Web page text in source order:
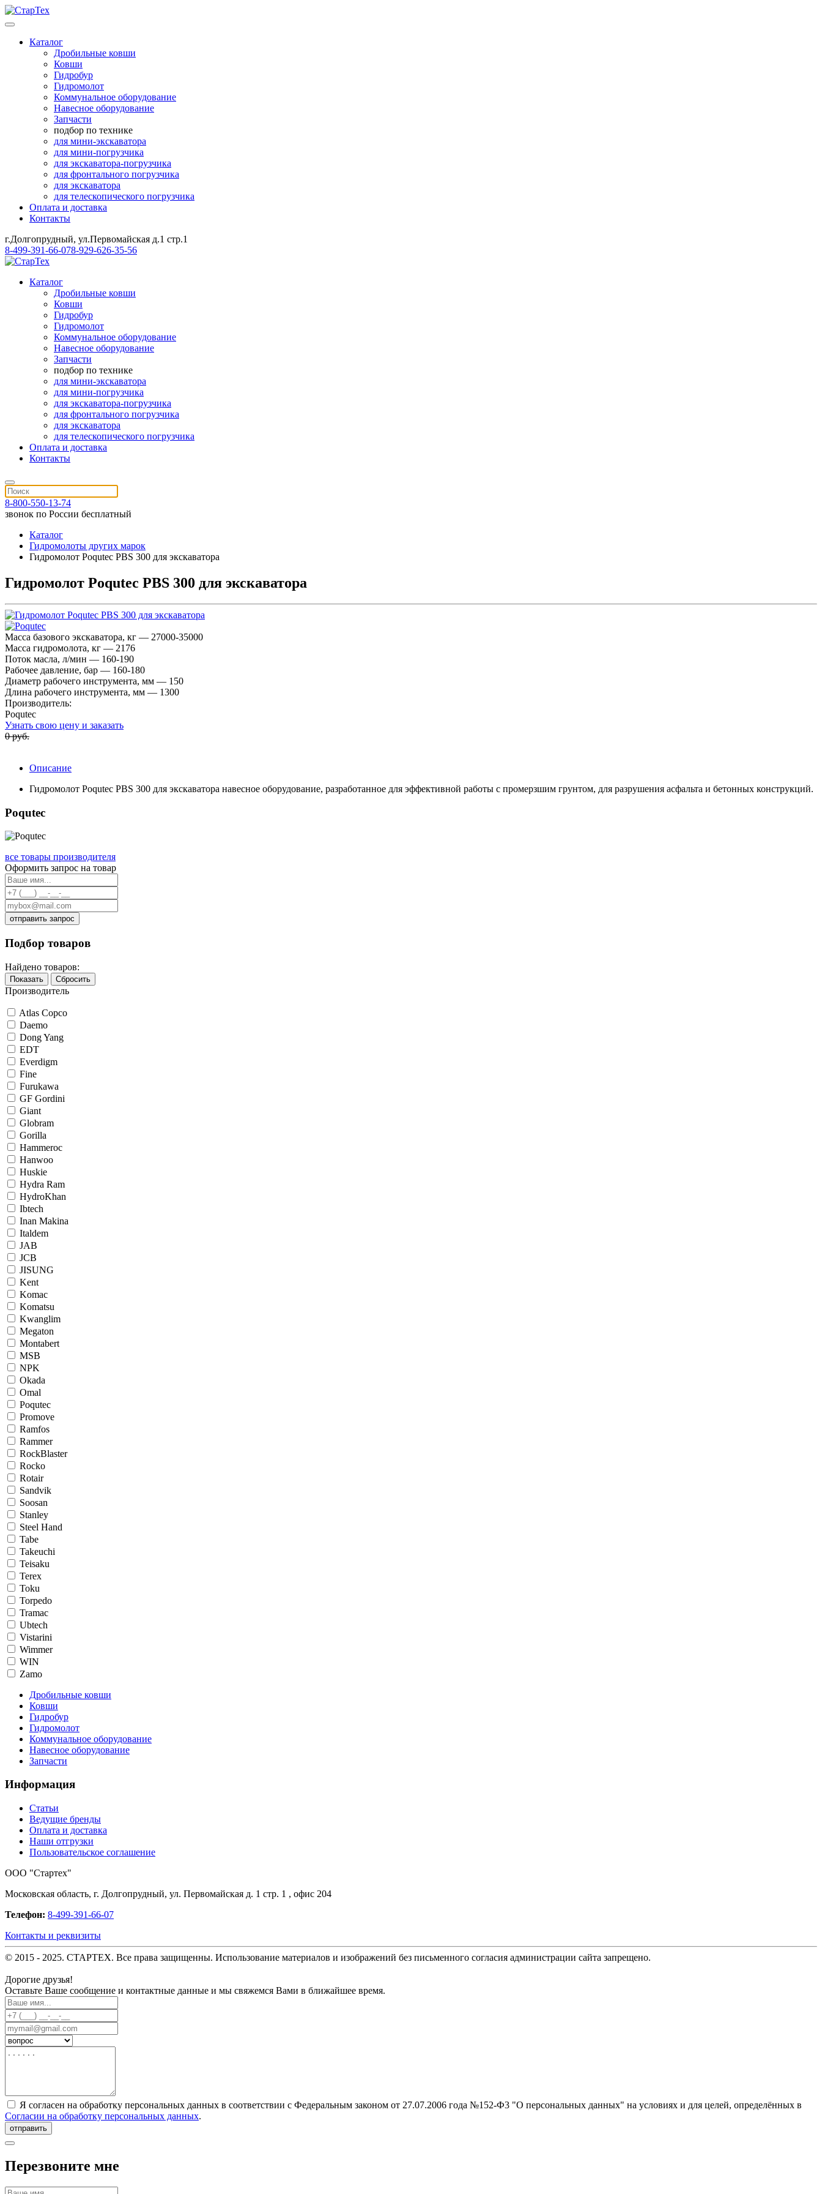
Каталог
Дробильные ковши
Ковши
Гидробур
Гидромолот
Коммунальное оборудование
Навесное оборудование
Запчасти
подбор по технике
для мини-экскаватора
для мини-погрузчика
для экскаватора-погрузчика
для фронтального погрузчика
для экскаватора
для телескопического погрузчика
Оплата и доставка
Контакты
г.Долгопрудный, ул.Первомайская д.1 стр.1
8-499-391-66-078-929-626-35-56
Каталог
Дробильные ковши
Ковши
Гидробур
Гидромолот
Коммунальное оборудование
Навесное оборудование
Запчасти
подбор по технике
для мини-экскаватора
для мини-погрузчика
для экскаватора-погрузчика
для фронтального погрузчика
для экскаватора
для телескопического погрузчика
Оплата и доставка
Контакты
8-800-550-13-74
звонок по России бесплатный
Каталог
Гидромолоты других марок
Гидромолот Poquteс PBS 300 для экскаватора
Гидромолот Poquteс PBS 300 для экскаватора
Масса базового экскаватора, кг — 27000-35000
Масса гидромолота, кг — 2176
Поток масла, л/мин — 160-190
Рабочее давление, бар — 160-180
Диаметр рабочего инструмента, мм — 150
Длина рабочего инструмента, мм — 1300
Производитель:
Poqutec
Узнать свою цену и заказать
0 руб.
Описание
Гидромолот Poquteс PBS 300 для экскаватора навесное оборудование, разработанное для эффективной работы с промерзшим грунтом, для разрушения асфальта и бетонных конструкций.
Poqutec
все товары производителя
Оформить запрос на товар
отправить запрос
Подбор товаров
Найдено товаров:
Показать Сбросить
Производитель
Atlas Copco
Daemo
Dong Yang
EDT
Everdigm
Fine
Furukawa
GF Gordini
Giant
Globram
Gorilla
Hammeroc
Hanwoo
Huskie
Hydra Ram
HydroKhan
Ibtech
Inan Makina
Italdem
JAB
JCB
JISUNG
Kent
Komac
Komatsu
Kwanglim
Megaton
Montabert
MSB
NPK
Okada
Omal
Poqutec
Promove
Ramfos
Rammer
RockBlaster
Rocko
Rotair
Sandvik
Soosan
Stanley
Steel Hand
Tabe
Takeuchi
Teisaku
Terex
Toku
Torpedo
Tramac
Ubtech
Vistarini
Wimmer
WIN
Zamo
Дробильные ковши
Ковши
Гидробур
Гидромолот
Коммунальное оборудование
Навесное оборудование
Запчасти
Информация
Статьи
Ведущие бренды
Оплата и доставка
Наши отгрузки
Пользовательское соглашение
OOO "Стартех"
Московская область, г. Долгопрудный, ул. Первомайская д. 1 стр. 1 , офис 204
Телефон: 8-499-391-66-07
Контакты и реквизиты
© 2015 - 2025. СТАРТЕХ. Все права защищенны. Использование материалов и изображений без письменного согласия администрации сайта запрещено.
Дорогие друзья!
Оставьте Ваше сообщение и контактные данные и мы свяжемся Вами в ближайшее время.
Я согласен на обработку персональных данных в соответствии с Федеральным законом от 27.07.2006 года №152-Ф3 "О персональных данных" на условиях и для целей, определённых в
Согласии на обработку персональных данных.
отправить
Перезвоните мне